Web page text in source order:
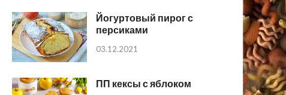
Йогуртовый пирог с
персиками
03.12.2021
ПП кексы с яблоком